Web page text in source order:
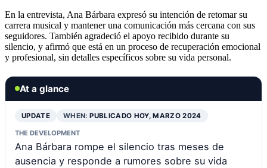
En la entrevista, Ana Bárbara expresó su intención de retomar su
carrera musical y mantener una comunicación más cercana con sus
seguidores. También agradeció el apoyo recibido durante su
silencio, y afirmó que está en un proceso de recuperación emocional
y profesional, sin detalles específicos sobre su vida personal.
At a glance
UPDATE WHEN:PUBLICADO HOY, MARZO 2024
THE DEVELOPMENT
Ana Bárbara rompe el silencio tras meses de
ausencia y responde a rumores sobre su vida